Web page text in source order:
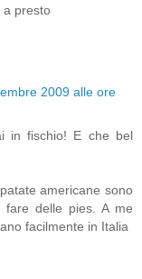
a presto
2009 alle ore
in fischio! E che bel
americane sono
delle pies. A me
facilmente in Italia